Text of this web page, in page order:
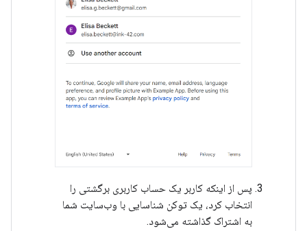
پس از اینکه کاربر یک حساب کاربری برگشتی را
انتخاب کرد، یک توکن شناسایی با وب‌سایت شما
به اشتراک گذاشته می‌شود.